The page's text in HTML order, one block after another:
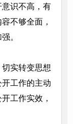
识不高，有
不够全面，
。
实转变思想
工作的主动
工作实效，